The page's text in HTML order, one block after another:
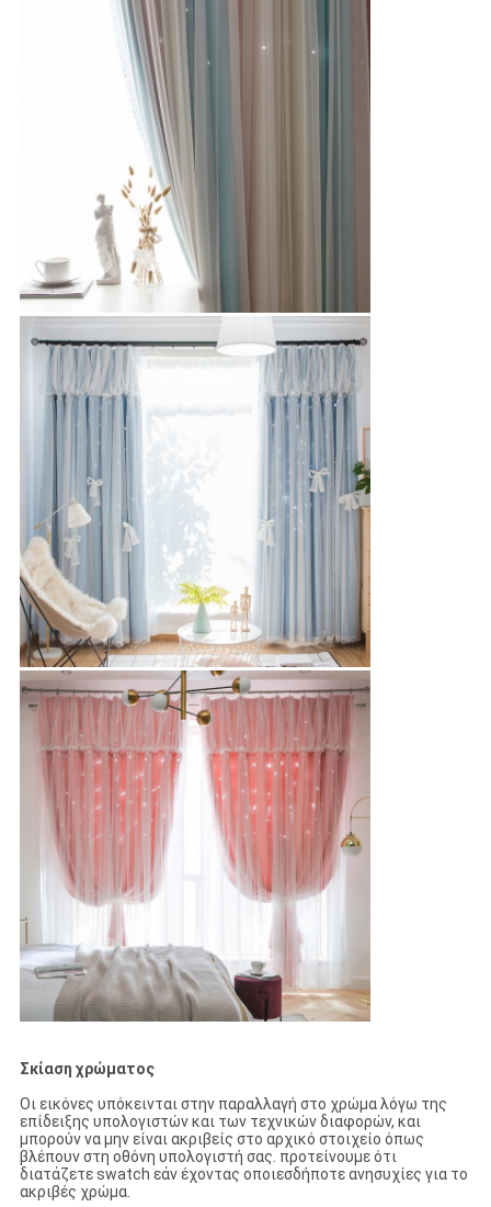
Σκίαση χρώματος
Οι εικόνες υπόκεινται στην παραλλαγή στο χρώμα λόγω της
επίδειξης υπολογιστών και των τεχνικών διαφορών, και
μπορούν να μην είναι ακριβείς στο αρχικό στοιχείο όπως
βλέπουν στη οθόνη υπολογιστή σας. προτείνουμε ότι
διατάζετε swatch εάν έχοντας οποιεσδήποτε ανησυχίες για το
ακριβές χρώμα.